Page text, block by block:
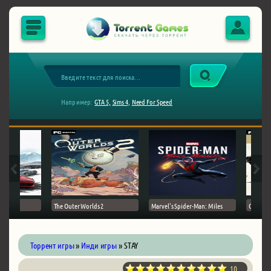
Например: GTA 5, Sims 4, Need For Speed
The Outer Worlds 2 Marvel's Spider-Man: Miles Ghost
Торрент игры» Инди игры» STAY
10